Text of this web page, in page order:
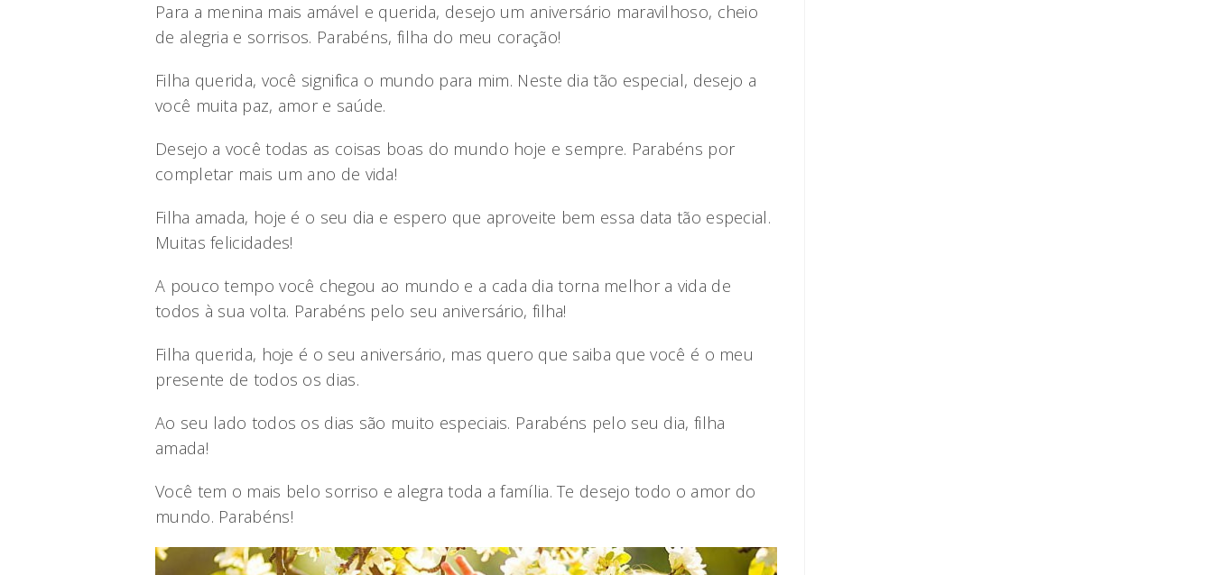
Para a menina mais amável e querida, desejo um aniversário maravilhoso, cheio
de alegria e sorrisos. Parabéns, filha do meu coração!
Filha querida, você significa o mundo para mim. Neste dia tão especial, desejo a
você muita paz, amor e saúde.
Desejo a você todas as coisas boas do mundo hoje e sempre. Parabéns por
completar mais um ano de vida!
Filha amada, hoje é o seu dia e espero que aproveite bem essa data tão especial.
Muitas felicidades!
A pouco tempo você chegou ao mundo e a cada dia torna melhor a vida de
todos à sua volta. Parabéns pelo seu aniversário, filha!
Filha querida, hoje é o seu aniversário, mas quero que saiba que você é o meu
presente de todos os dias.
Ao seu lado todos os dias são muito especiais. Parabéns pelo seu dia, filha
amada!
Você tem o mais belo sorriso e alegra toda a família. Te desejo todo o amor do
mundo. Parabéns!